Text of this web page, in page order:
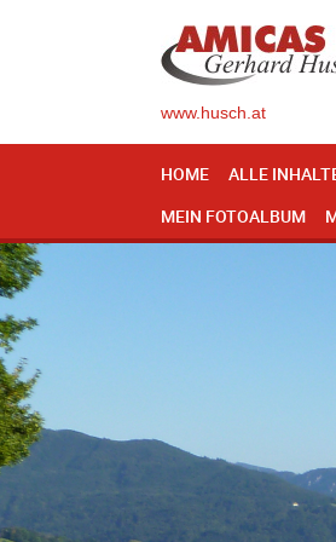
www.husch.at
HOME ALLE
MEIN FOTOALBUM